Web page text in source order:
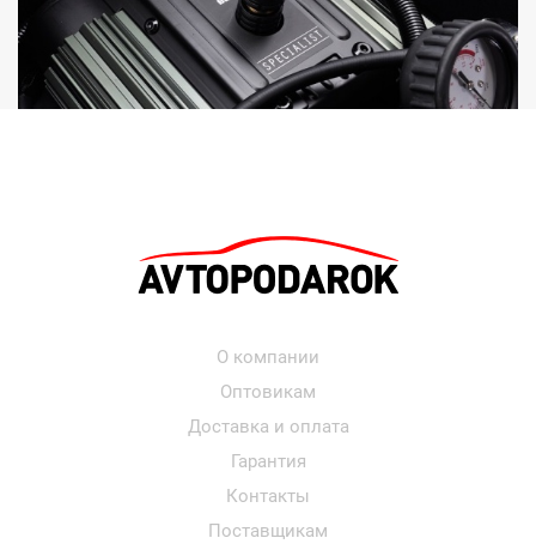
О компании
Оптовикам
Доставка и оплата
Гарантия
Контакты
Поставщикам